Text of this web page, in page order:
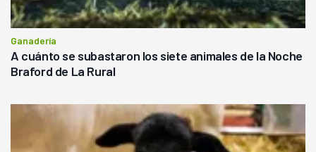
Ganadería
A cuánto se subastaron los siete animales de la Noche
Braford de La Rural